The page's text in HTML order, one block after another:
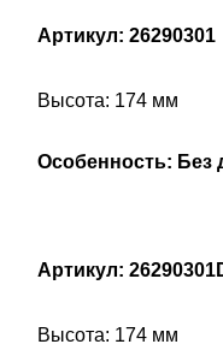
Артикул: 26290301
Высота: 174 мм
Особенность: Без
Артикул:
Высота: 174 мм